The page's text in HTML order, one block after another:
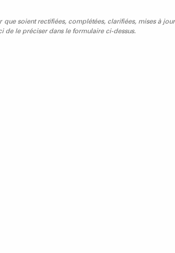
soient rectifiées, complétées, clarifiées, mises à jour
de le préciser dans le formulaire ci-dessus.